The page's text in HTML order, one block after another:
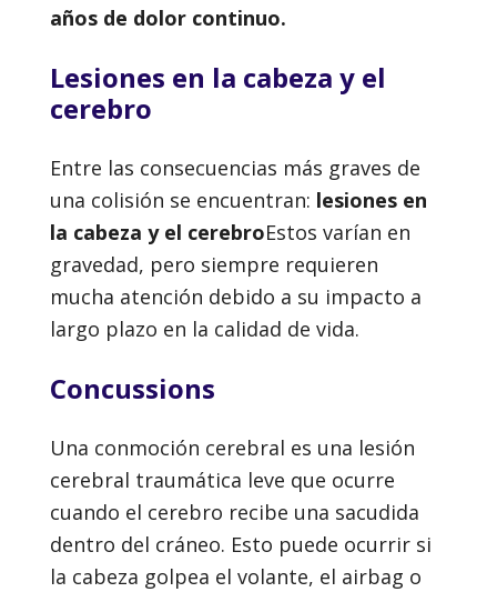
años de dolor continuo.
Lesiones en la cabeza y el
cerebro
Entre las consecuencias más graves de
una colisión se encuentran: lesiones en
la cabeza y el cerebroEstos varían en
gravedad, pero siempre requieren
mucha atención debido a su impacto a
largo plazo en la calidad de vida.
Concussions
Una conmoción cerebral es una lesión
cerebral traumática leve que ocurre
cuando el cerebro recibe una sacudida
dentro del cráneo. Esto puede ocurrir si
la cabeza golpea el volante, el airbag o